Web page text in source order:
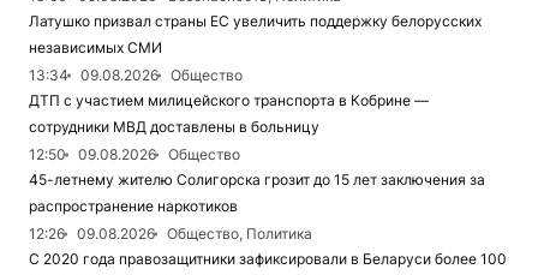
Латушко призвал страны ЕС увеличить поддержку белорусских
независимых СМИ
13:34
09.08.2026
Общество
ДТП с участием милицейского транспорта в Кобрине —
сотрудники МВД доставлены в больницу
12:50
09.08.2026
Общество
45-летнему жителю Солигорска грозит до 15 лет заключения за
распространение наркотиков
12:26
09.08.2026
Общество, Политика
С 2020 года правозащитники зафиксировали в Беларуси более 100